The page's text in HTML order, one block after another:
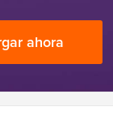
ahora